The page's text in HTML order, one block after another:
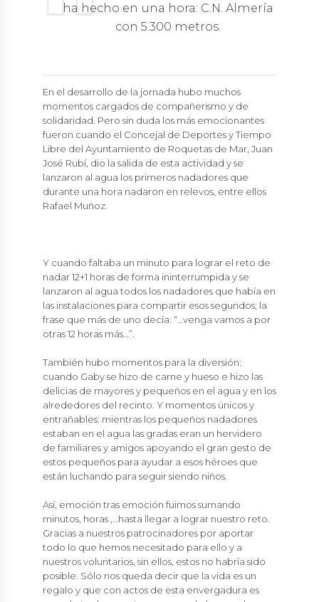
ha hecho en una hora: C.N. Almería
con 5.300 metros.
En el desarrollo de la jornada hubo muchos
momentos cargados de compañerismo y de
solidaridad. Pero sin duda los más emocionantes
fueron cuando el Concejal de Deportes y Tiempo
Libre del Ayuntamiento de Roquetas de Mar, Juan
José Rubí, dio la salida de esta actividad y se
lanzaron al agua los primeros nadadores que
durante una hora nadaron en relevos, entre ellos
Rafael Muñoz.
Y cuando faltaba un minuto para lograr el reto de
nadar 12+1 horas de forma ininterrumpida y se
lanzaron al agua todos los nadadores que había en
las instalaciones para compartir esos segundos; la
frase que más de uno decía: “…venga vamos a por
otras 12 horas más…”.
También hubo momentos para la diversión:
cuando Gaby se hizo de carne y hueso e hizo las
delicias de mayores y pequeños en el agua y en los
alrededores del recinto. Y momentos únicos y
entrañables: mientras los pequeños nadadores
estaban en el agua las gradas eran un hervidero
de familiares y amigos apoyando el gran gesto de
estos pequeños para ayudar a esos héroes que
están luchando para seguir siendo niños.
Así, emoción tras emoción fuimos sumando
minutos, horas ,…hasta llegar a lograr nuestro reto.
Gracias a nuestros patrocinadores por aportar
todo lo que hemos necesitado para ello y a
nuestros voluntarios, sin ellos, estos no habría sido
posible. Sólo nos queda decir que la vida es un
regalo y que con actos de esta envergadura es